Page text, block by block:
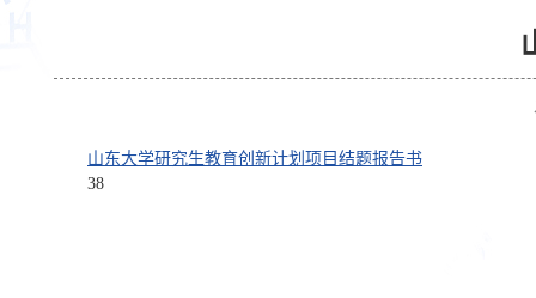
山东大学研究生教育创新计划项目结题报告书
38